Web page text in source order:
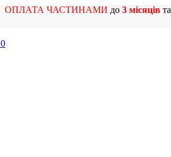
ОПЛАТА ЧАСТИНАМИ до 3 місяцівта
0